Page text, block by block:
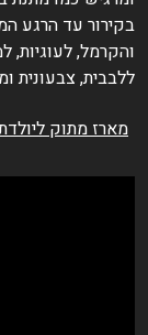
בקירור עד הרגע
והקרמל, לעוגיות,
ללבבית, צבעונית
מארז מתוק ליולדת